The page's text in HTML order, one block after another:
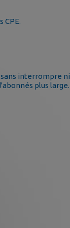
interrompre ni
plus large.